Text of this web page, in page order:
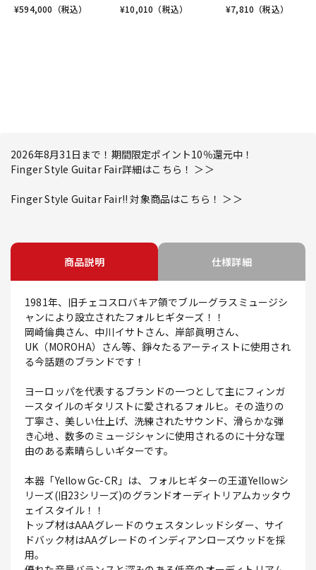
¥594,000 （税込）
¥10,010 （税込）
¥7,810 （税込）
2026年8月31日まで！期間限定ポイント10％還元中！
Finger Style Guitar Fair詳細はこちら！ ＞＞
Finger Style Guitar Fair!! 対象商品はこちら！ ＞＞
商品説明 仕様詳細
1981年、旧チェコスロバキア領でブルーグラスミュージシ
ャンにより設立されたフォルヒギターズ！！
岡崎倫典さん、中川イサトさん、岸部眞明さん、
UK（MOROHA）さん等、錚々たるアーティストに使用され
る今話題のブランドです！
ヨーロッパを代表するブランドの一つとして主にフィンガ
ースタイルのギタリストに愛されるフォルヒ。その造りの
丁寧さ、美しい仕上げ、洗練されたサウンド、滑らかな弾
き心地、数多のミュージシャンに使用されるのに十分な理
由のある素晴らしいギターです。
本器「Yellow Gc-CR」は、フォルヒギターの王道Yellowシ
リーズ(旧23シリーズ)のグランドオーディトリアムカッタウ
ェイスタイル！！
トップ材はAAAグレードのウェスタンレッドシダー、サイ
ドバック材はAAグレードのインディアンローズウッドを採
用。